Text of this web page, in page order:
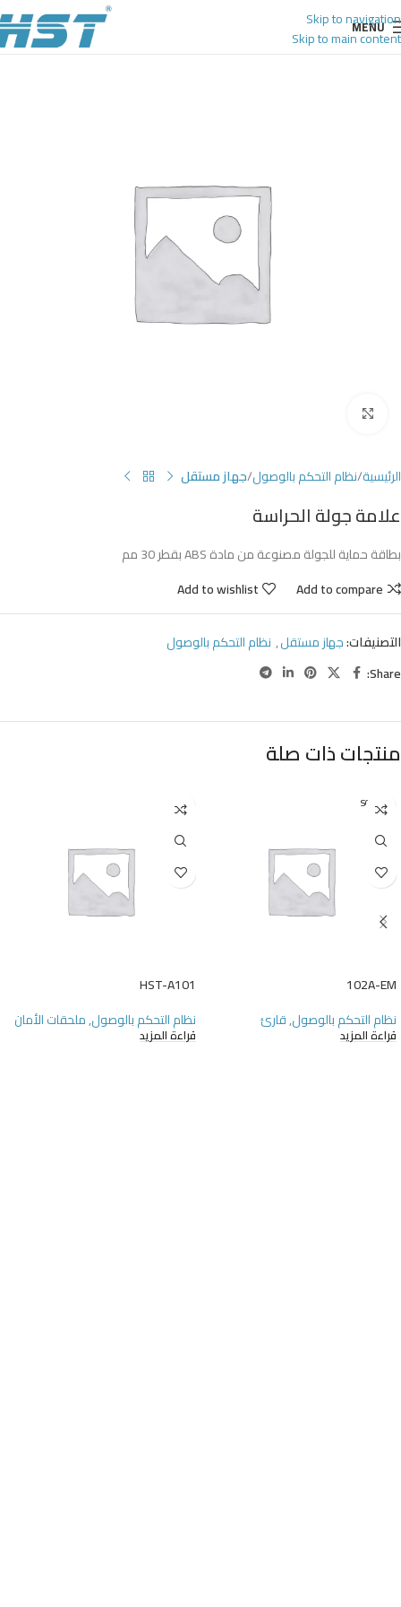
Skip to navigation
Skip to main content
MENU
الرئيسية نظام التحكم بالوصول جهاز مستقل
علامة جولة الحراسة
بطاقة حماية للجولة مصنوعة من مادة ABS بقطر 30 مم
Add to compare
Add to wishlist
التصنيفات:جهاز مستقل, نظام التحكم بالوصول
Share:
منتجات ذات صلة
SOLD O
UT
102A-EM
نظام التحكم بالوصول,قارئ
قراءة المزيد
HST-A101
نظام التحكم بالوصول,ملحقات الأمان
قراءة المزيد